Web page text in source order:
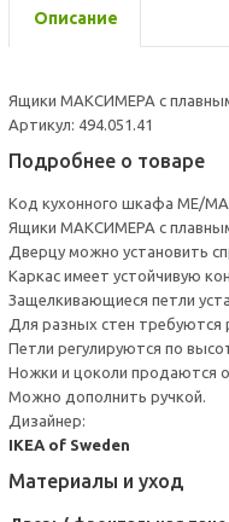
Описание
Ящики МАКСИМЕРА с
Артикул: 494.051.41
Подробнее о товаре
Код кухонного шкафа ME/MA
Ящики МАКСИМЕРА с
Дверцу можно установить
Каркас имеет устойчивую
Защелкивающиеся петли
Для разных стен требуются
Петли регулируются по
Ножки и цоколи продаются
Можно дополнить ручкой.
Дизайнер:
IKEA of Sweden
Материалы и уход